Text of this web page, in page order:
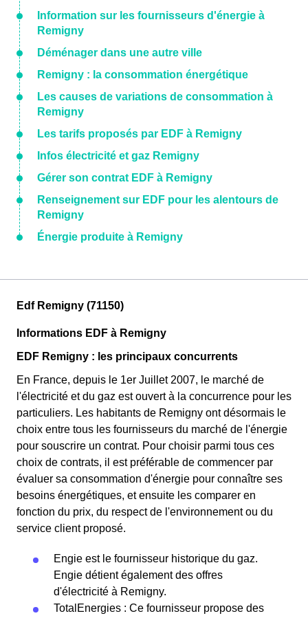
Information sur les fournisseurs d'énergie à
Remigny
Déménager dans une autre ville
Remigny : la consommation énergétique
Les causes de variations de consommation à
Remigny
Les tarifs proposés par EDF à Remigny
Infos électricité et gaz Remigny
Gérer son contrat EDF à Remigny
Renseignement sur EDF pour les alentours de
Remigny
Énergie produite à Remigny
Edf Remigny (71150)
Informations EDF à Remigny
EDF Remigny : les principaux concurrents
En France, depuis le 1er Juillet 2007, le marché de
l'électricité et du gaz est ouvert à la concurrence pour les
particuliers. Les habitants de Remigny ont désormais le
choix entre tous les fournisseurs du marché de l'énergie
pour souscrire un contrat. Pour choisir parmi tous ces
choix de contrats, il est préférable de commencer par
évaluer sa consommation d'énergie pour connaître ses
besoins énergétiques, et ensuite les comparer en
fonction du prix, du respect de l'environnement ou du
service client proposé.
Engie est le fournisseur historique du gaz.
Engie détient également des offres
d'électricité à Remigny.
TotalEnergies : Ce fournisseur propose des